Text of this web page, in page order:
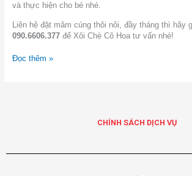
và thực hiện cho bé nhé.
Liên hệ đặt mâm cúng thôi nôi, đầy tháng thì hãy
090.6606.377để Xôi Chè Cô Hoa tư vấn nhé!
Đọc thêm »
CHÍNH SÁCH DỊCH VỤ